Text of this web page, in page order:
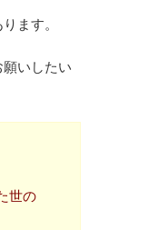
ます。
いしたい
世の